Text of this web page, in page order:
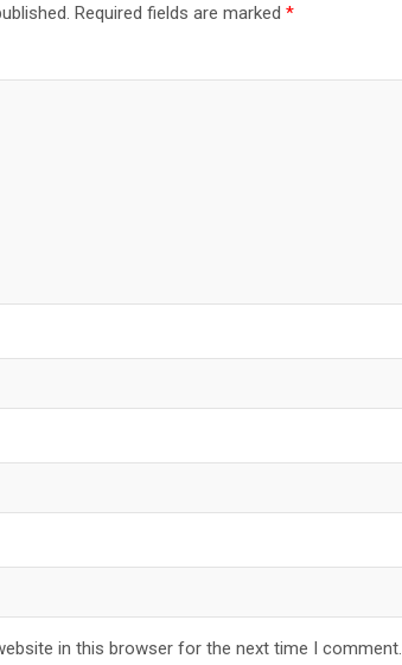
Required fields are marked *
in this browser for the next time I comment.